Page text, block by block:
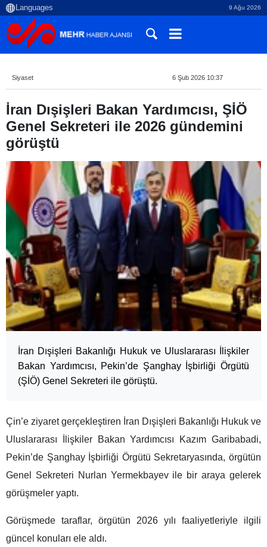
9 Ağu 2026
Siyaset 6 Şub 2026 10:37
İran Dışişleri Bakan Yardımcısı, ŞİÖ
Genel Sekreteri ile 2026 gündemini
görüştü
İran Dışişleri Bakanlığı Hukuk ve Uluslararası İlişkiler
Bakan Yardımcısı, Pekin’de Şanghay İşbirliği Örgütü
(ŞİÖ) Genel Sekreteri ile görüştü.
Çin’e ziyaret gerçekleştiren İran Dışişleri Bakanlığı Hukuk ve
Uluslararası İlişkiler Bakan Yardımcısı Kazım Garibabadi,
Pekin’de Şanghay İşbirliği Örgütü Sekretaryasında, örgütün
Genel Sekreteri Nurlan Yermekbayev ile bir araya gelerek
görüşmeler yaptı.
Görüşmede taraflar, örgütün 2026 yılı faaliyetleriyle ilgili
güncel konuları ele aldı.